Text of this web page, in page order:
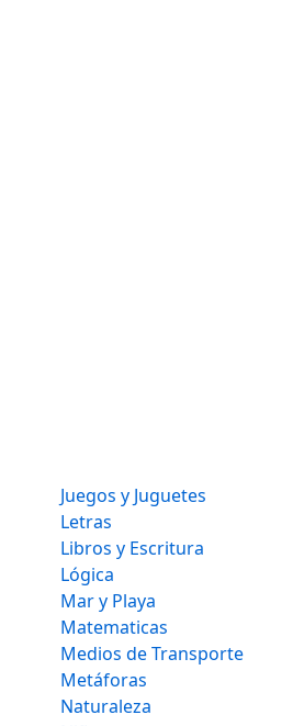
Juegos y Juguetes
Letras
Libros y Escritura
Lógica
Mar y Playa
Matematicas
Medios de Transporte
Metáforas
Naturaleza